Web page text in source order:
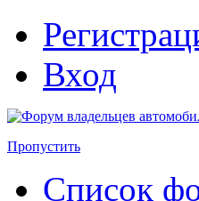
Вход
Пропустить
Список